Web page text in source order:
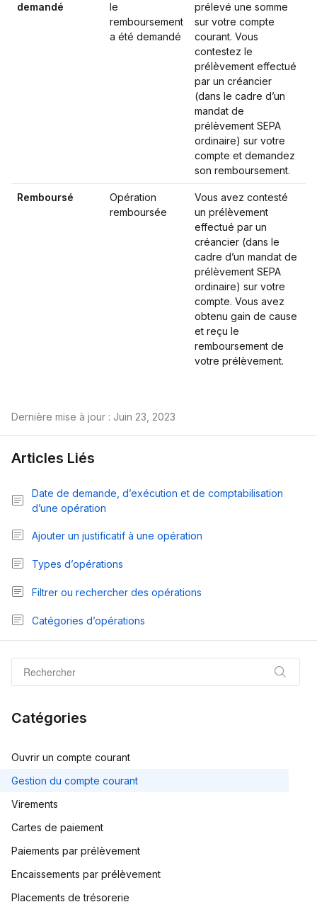
demandé
le
remboursement
a été demandé
prélevé une somme
sur votre compte
courant. Vous
contestez le
prélèvement effectué
par un créancier
(dans le cadre d’un
mandat de
prélèvement SEPA
ordinaire) sur votre
compte et demandez
son remboursement.
Remboursé
Opération
remboursée
Vous avez contesté
un prélèvement
effectué par un
créancier (dans le
cadre d’un mandat de
prélèvement SEPA
ordinaire) sur votre
compte. Vous avez
obtenu gain de cause
et reçu le
remboursement de
votre prélèvement.
Dernière mise à jour : Juin 23, 2023
Articles Liés
Date de demande, d’exécution et de comptabilisation
d’une opération
Ajouter un justificatif à une opération
Types d’opérations
Filtrer ou rechercher des opérations
Catégories d’opérations
Catégories
Ouvrir un compte courant
Gestion du compte courant
Virements
Cartes de paiement
Paiements par prélèvement
Encaissements par prélèvement
Placements de trésorerie